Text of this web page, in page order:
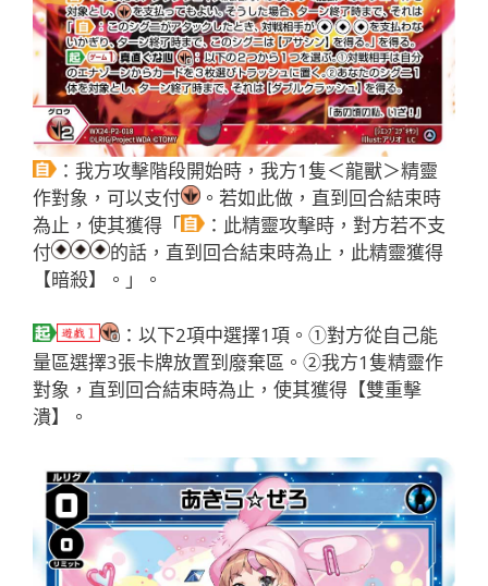
：我方攻擊階段開始時，我方1隻＜龍獸＞精靈
作對象，可以支付
。若如此做，直到回合結束時
為止，使其獲得「
：此精靈攻擊時，對方若不支
付
的話，直到回合結束時為止，此精靈獲得
【暗殺】。」。
：以下2項中選擇1項。①對方從自己能
量區選擇3張卡牌放置到廢棄區。②我方1隻精靈作
對象，直到回合結束時為止，使其獲得【雙重擊
潰】。